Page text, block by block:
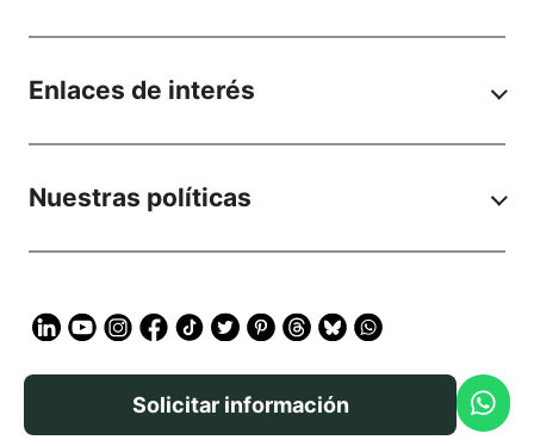
Solicitar información
Enlaces de interés
Nuestras políticas